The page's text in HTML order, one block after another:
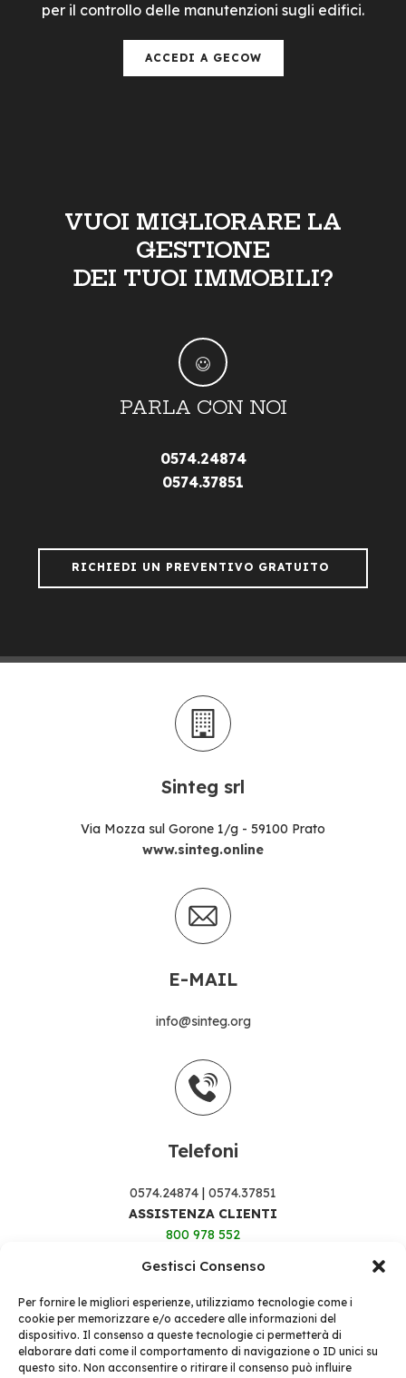
Gestisci Consenso
Per fornire le migliori esperienze, utilizziamo tecnologie come i
cookie per memorizzare e/o accedere alle informazioni del
dispositivo. Il consenso a queste tecnologie ci permetterà di
elaborare dati come il comportamento di navigazione o ID unici su
questo sito. Non acconsentire o ritirare il consenso può influire
per il controllo delle manutenzioni sugli edifici.
ACCEDI A GECOW
VUOI MIGLIORARE LA
GESTIONE
DEI TUOI IMMOBILI?
PARLA CON NOI
0574.24874
0574.37851
RICHIEDI UN PREVENTIVO GRATUITO
Sinteg srl
Via Mozza sul Gorone 1/g - 59100 Prato
www.sinteg.online
E-MAIL
info@sinteg.org
Telefoni
0574.24874 | 0574.37851
ASSISTENZA CLIENTI
800 978 552